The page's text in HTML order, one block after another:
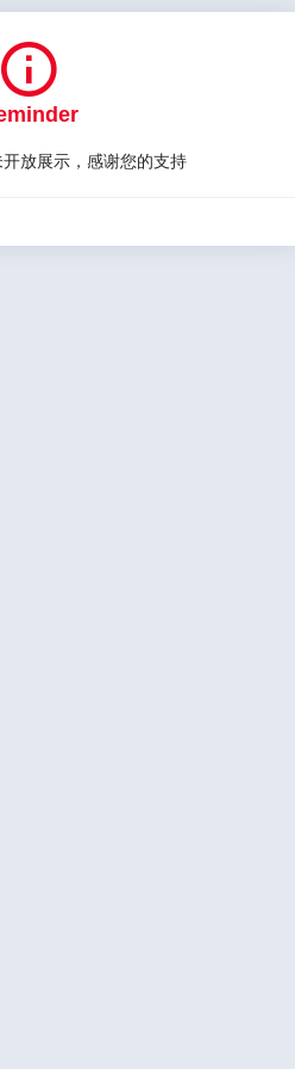

放展示，感谢您的支持